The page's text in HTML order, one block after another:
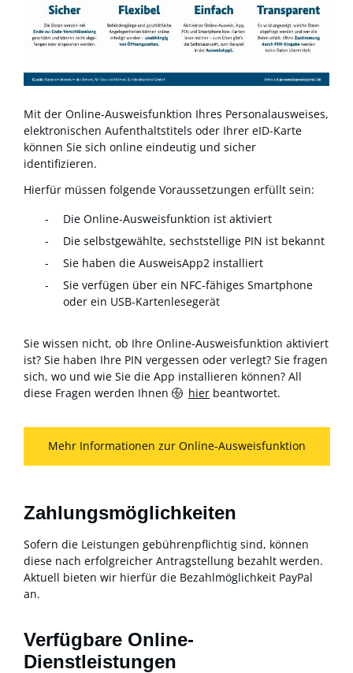
Mit der Online-Ausweisfunktion Ihres Personalausweises,
elektronischen Aufenthaltstitels oder Ihrer eID-Karte
können Sie sich online eindeutig und sicher
identifizieren.
Hierfür müssen folgende Voraussetzungen erfüllt sein:
Die Online-Ausweisfunktion ist aktiviert
Die selbstgewählte, sechststellige PIN ist bekannt
Sie haben die AusweisApp2 installiert
Sie verfügen über ein NFC-fähiges Smartphone
oder ein USB-Kartenlesegerät
Sie wissen nicht, ob Ihre Online-Ausweisfunktion aktiviert
ist? Sie haben Ihre PIN vergessen oder verlegt? Sie fragen
sich, wo und wie Sie die App installieren können? All
diese Fragen werden Ihnen
hier beantwortet.
Mehr Informationen zur Online-Ausweisfunktion
Zahlungsmöglichkeiten
Sofern die Leistungen gebührenpflichtig sind, können
diese nach erfolgreicher Antragstellung bezahlt werden.
Aktuell bieten wir hierfür die Bezahlmöglichkeit PayPal
an.
Verfügbare Online-
Dienstleistungen